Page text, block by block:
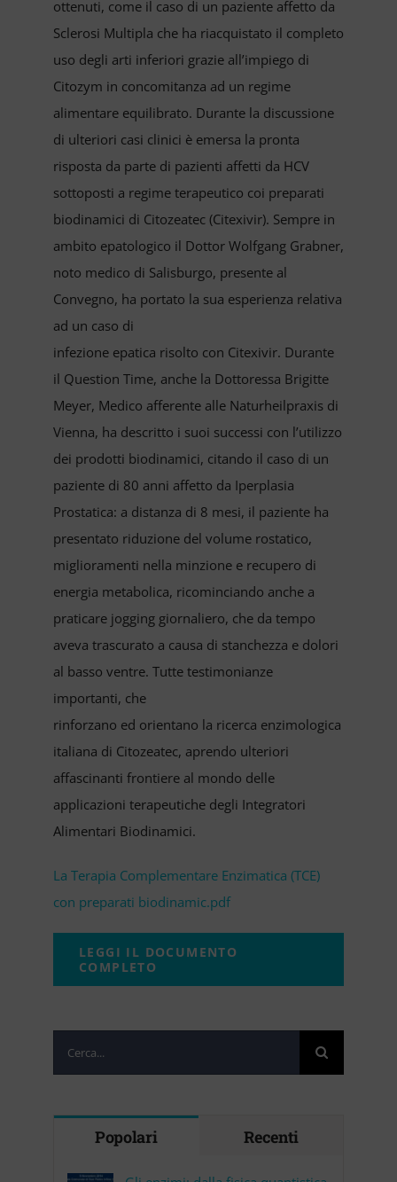
ottenuti, come il caso di un paziente affetto da
Sclerosi Multipla che ha riacquistato il completo
uso degli arti inferiori grazie all’impiego di
Citozym in concomitanza ad un regime
alimentare equilibrato. Durante la discussione
di ulteriori casi clinici è emersa la pronta
risposta da parte di pazienti affetti da HCV
sottoposti a regime terapeutico coi preparati
biodinamici di Citozeatec (Citexivir). Sempre in
ambito epatologico il Dottor Wolfgang Grabner,
noto medico di Salisburgo, presente al
Convegno, ha portato la sua esperienza relativa
ad un caso di
infezione epatica risolto con Citexivir. Durante
il Question Time, anche la Dottoressa Brigitte
Meyer, Medico afferente alle Naturheilpraxis di
Vienna, ha descritto i suoi successi con l’utilizzo
dei prodotti biodinamici, citando il caso di un
paziente di 80 anni affetto da Iperplasia
Prostatica: a distanza di 8 mesi, il paziente ha
presentato riduzione del volume rostatico,
miglioramenti nella minzione e recupero di
energia metabolica, ricominciando anche a
praticare jogging giornaliero, che da tempo
aveva trascurato a causa di stanchezza e dolori
al basso ventre. Tutte testimonianze
importanti, che
rinforzano ed orientano la ricerca enzimologica
italiana di Citozeatec, aprendo ulteriori
affascinanti frontiere al mondo delle
applicazioni terapeutiche degli Integratori
Alimentari Biodinamici.
La Terapia Complementare Enzimatica (TCE)
con preparati biodinamic.pdf
LEGGI IL DOCUMENTO
COMPLETO
Popolari Recenti